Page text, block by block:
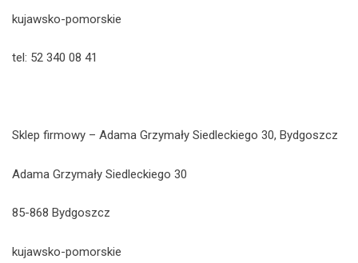
kujawsko-pomorskie
tel: 52 340 08 41
Sklep firmowy – Adama Grzymały Siedleckiego 30, Bydgoszcz
Adama Grzymały Siedleckiego 30
85-868 Bydgoszcz
kujawsko-pomorskie